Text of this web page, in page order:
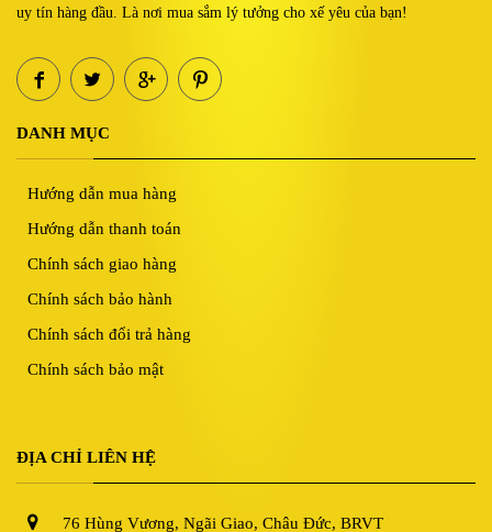
uy tín hàng đầu. Là nơi mua sắm lý tưởng cho xế yêu của bạn!
DANH MỤC
Hướng dẫn mua hàng
Hướng dẫn thanh toán
Chính sách giao hàng
Chính sách bảo hành
Chính sách đổi trả hàng
Chính sách bảo mật
ĐỊA CHỈ LIÊN HỆ
76 Hùng Vương, Ngãi Giao, Châu Đức, BRVT